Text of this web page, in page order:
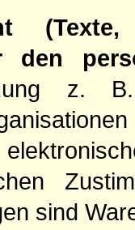
den
z.
sind